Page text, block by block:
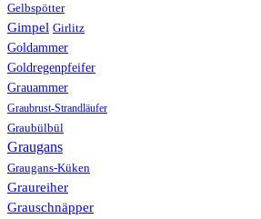
Gelbspötter
Gimpel Girlitz
Goldammer
Goldregenpfeifer
Grauammer
Graubrust-Strandläufer
Graubülbül
Graugans
Graugans-Küken
Graureiher
Grauschnäpper